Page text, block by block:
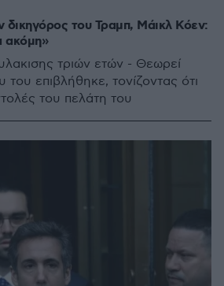
του Τραμπ, Μάικλ Κόεν:
ακόμη»
τριών ετών - Θεωρεί
του επιβλήθηκε, τονίζοντας ότι
του πελάτη του